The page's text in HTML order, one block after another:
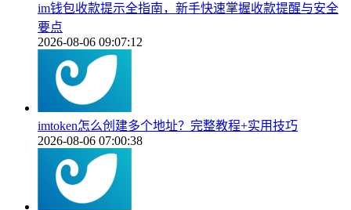
im钱包收款提示全指南，新手快速掌握收款提醒与安全
要点
2026-08-06 09:07:12
imtoken怎么创建多个地址？完整教程+实用技巧
2026-08-06 07:00:38